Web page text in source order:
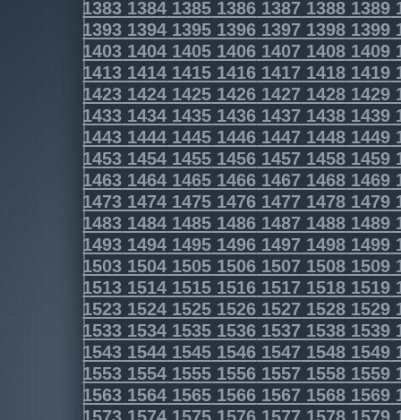
1383 1384 1385 1386 1387 1388 1389
1393 1394 1395 1396 1397 1398 1399
1403 1404 1405 1406 1407 1408 1409
1413 1414 1415 1416 1417 1418 1419
1423 1424 1425 1426 1427 1428 1429
1433 1434 1435 1436 1437 1438 1439
1443 1444 1445 1446 1447 1448 1449
1453 1454 1455 1456 1457 1458 1459
1463 1464 1465 1466 1467 1468 1469
1473 1474 1475 1476 1477 1478 1479
1483 1484 1485 1486 1487 1488 1489
1493 1494 1495 1496 1497 1498 1499
1503 1504 1505 1506 1507 1508 1509
1513 1514 1515 1516 1517 1518 1519
1523 1524 1525 1526 1527 1528 1529
1533 1534 1535 1536 1537 1538 1539
1543 1544 1545 1546 1547 1548 1549
1553 1554 1555 1556 1557 1558 1559
1563 1564 1565 1566 1567 1568 1569